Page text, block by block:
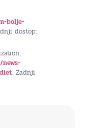
bolje-
dostop:
. Zadnji